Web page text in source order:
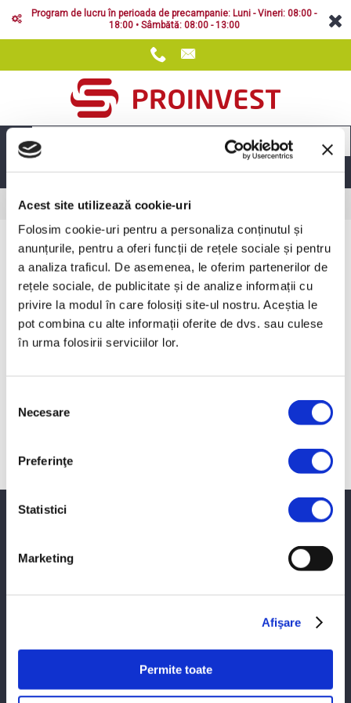
Acest site utilizează cookie-uri
Folosim cookie-uri pentru a personaliza conținutul și
anunțurile, pentru a oferi funcții de rețele sociale și pentru
a analiza traficul. De asemenea, le oferim partenerilor de
rețele sociale, de publicitate și de analize informații cu
privire la modul în care folosiți site-ul nostru. Aceștia le
pot combina cu alte informații oferite de dvs. sau culese
în urma folosirii serviciilor lor.
consimțământului
Necesare
Preferinţe
Statistici
Marketing
Afişare
Permite toate
Program de lucru în perioada de precampanie: Luni - Vineri: 08:00 -
18:00 • Sâmbătă: 08:00 - 13:00
MENIUL PRINCIPAL
Prima Pagină Cont Autentificare
ZONA CLIENT - PROINVEST SRL
Bine ati venit! Introduceti adresa de e-mail si parola dumneavoastra.
E-mail
Am uitat parola
LEMKEN